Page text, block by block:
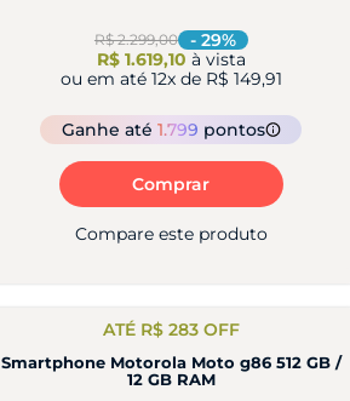
R$ 2.299,00 - 29%
R$ 1.619,10 à vista
ou em até 12x de R$ 149,91
Ganhe até 1.799 pontos
Comprar
Compare este produto
ATÉ R$ 283 OFF
Smartphone Motorola Moto g86 512 GB /
12 GB RAM